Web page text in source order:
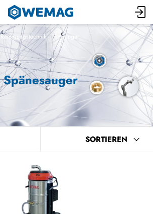
Reinigungstechnik Sauger
Spänesauger
SORTIEREN